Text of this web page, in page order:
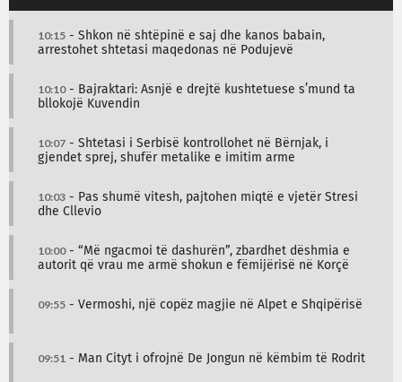
10:15 - Shkon në shtëpinë e saj dhe kanos babain,
arrestohet shtetasi maqedonas në Podujevë
10:10- Bajraktari: Asnjë e drejtë kushtetuese s’mund ta
bllokojë Kuvendin
10:07 - Shtetasi i Serbisë kontrollohet në Bërnjak, i
gjendet sprej, shufër metalike e imitim arme
10:03 - Pas shumë vitesh, pajtohen miqtë e vjetër Stresi
dhe Cllevio
10:00- “Më ngacmoi të dashurën”, zbardhet dëshmia e
autorit që vrau me armë shokun e fëmijërisë në Korçë
09:55 - Vermoshi, një copëz magjie në Alpet e Shqipërisë
09:51 - Man Cityt i ofrojnë De Jongun në këmbim të Rodrit